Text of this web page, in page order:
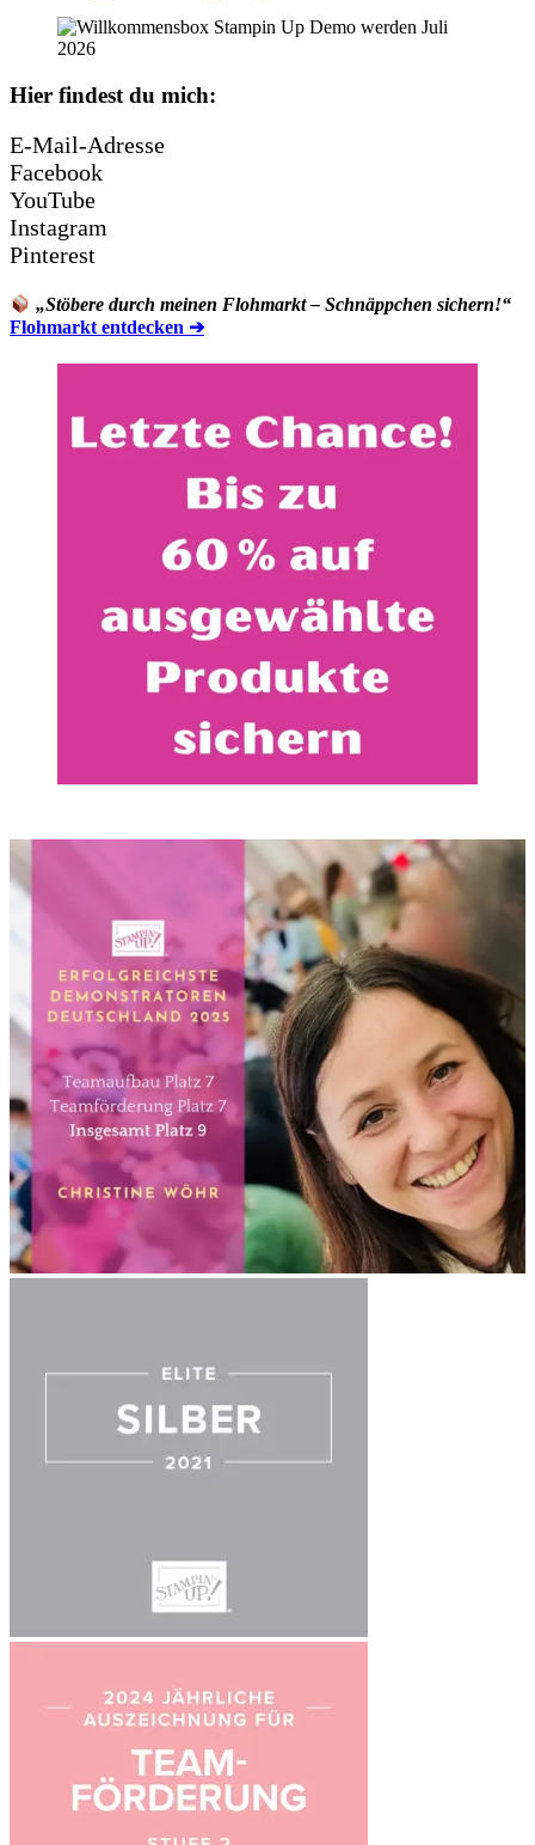
Hier findest du mich:
E-Mail-Adresse
Facebook
YouTube
Instagram
Pinterest
„Stöbere durch meinen Flohmarkt – Schnäppchen sichern!“
Flohmarkt entdecken ➔